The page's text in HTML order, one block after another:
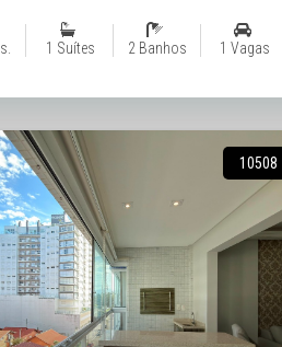
1 Suítes 2 Banhos 1 Vagas
10508